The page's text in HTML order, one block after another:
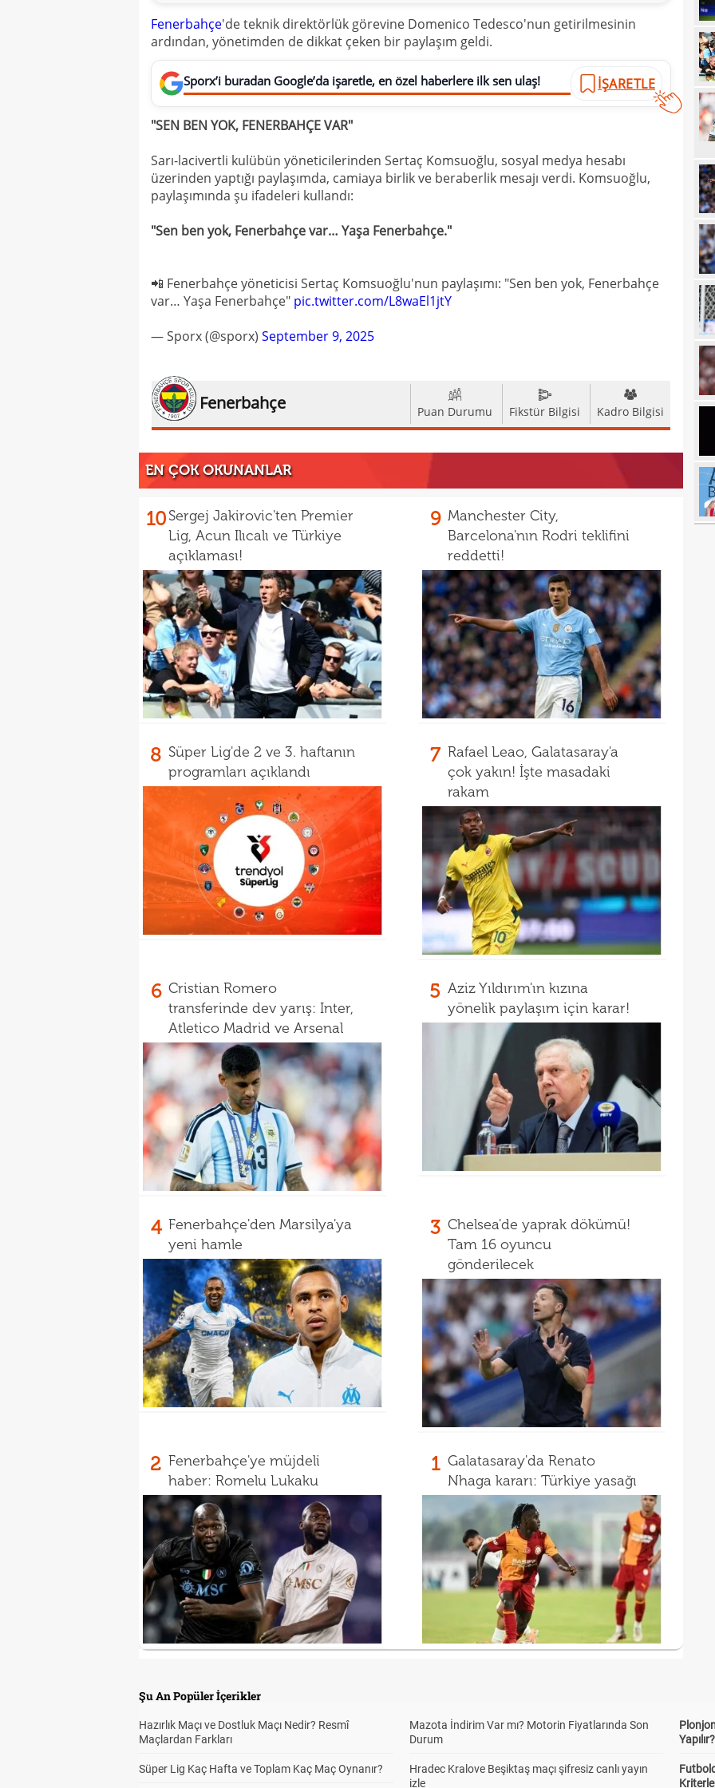
Fenerbahçe'de teknik direktörlük görevine Domenico Tedesco'nun getirilmesinin
ardından, yönetimden de dikkat çeken bir paylaşım geldi.
Sporx’i buradan Google’da işaretle, en özel haberlere ilk sen ulaş! İŞARETLE
"SEN BEN YOK, FENERBAHÇE VAR"
Sarı-lacivertli kulübün yöneticilerinden Sertaç Komsuoğlu, sosyal medya hesabı
üzerinden yaptığı paylaşımda, camiaya birlik ve beraberlik mesajı verdi. Komsuoğlu,
paylaşımında şu ifadeleri kullandı:
"Sen ben yok, Fenerbahçe var… Yaşa Fenerbahçe."
📲 Fenerbahçe yöneticisi Sertaç Komsuoğlu'nun paylaşımı: "Sen ben yok, Fenerbahçe
var… Yaşa Fenerbahçe" pic.twitter.com/L8waEl1jtY
— Sporx (@sporx) September 9, 2025
Fenerbahçe Puan Durumu Fikstür Bilgisi Kadro Bilgisi
EN ÇOK OKUNANLAR
10 Sergej Jakirovic'ten Premier
Lig, Acun Ilıcalı ve Türkiye
açıklaması!
9 Manchester City,
Barcelona'nın Rodri teklifini
reddetti!
8 Süper Lig'de 2 ve 3. haftanın
programları açıklandı
7 Rafael Leao, Galatasaray'a
çok yakın! İşte masadaki
rakam
6 Cristian Romero
transferinde dev yarış: Inter,
Atletico Madrid ve Arsenal
5 Aziz Yıldırım'ın kızına
yönelik paylaşım için karar!
4 Fenerbahçe'den Marsilya'ya
yeni hamle
3 Chelsea'de yaprak dökümü!
Tam 16 oyuncu
gönderilecek
2 Fenerbahçe'ye müjdeli
haber: Romelu Lukaku
1 Galatasaray'da Renato
Nhaga kararı: Türkiye yasağı
Şu An Popüler İçerikler
Hazırlık Maçı ve Dostluk Maçı Nedir? Resmî
Maçlardan Farkları
Süper Lig Kaç Hafta ve Toplam Kaç Maç Oynanır?
Mazota İndirim Var mı? Motorin Fiyatlarında Son
Durum
Hradec Kralove Beşiktaş maçı şifresiz canlı yayın
izle
Yapılır?